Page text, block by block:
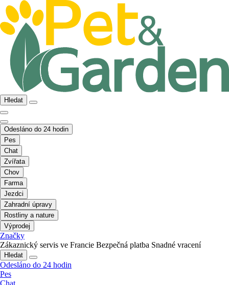
Hledat
Odesláno do 24 hodin
Pes
Chat
Zvířata
Chov
Farma
Jezdci
Zahradní úpravy
Rostliny a nature
Výprodej
Značky
Zákaznický servis ve Francie Bezpečná platba Snadné vracení
Hledat
Odesláno do 24 hodin
Pes